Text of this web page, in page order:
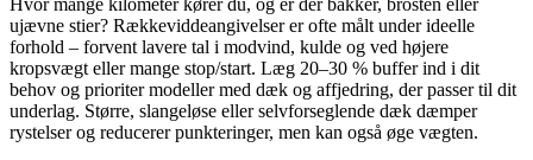
ujævne stier? Rækkeviddeangivelser er ofte målt under ideelle
forhold – forvent lavere tal i modvind, kulde og ved højere
kropsvægt eller mange stop/start. Læg 20–30 % buffer ind i dit
behov og prioriter modeller med dæk og affjedring, der passer til dit
underlag. Større, slangeløse eller selvforseglende dæk dæmper
rystelser og reducerer punkteringer, men kan også øge vægten.